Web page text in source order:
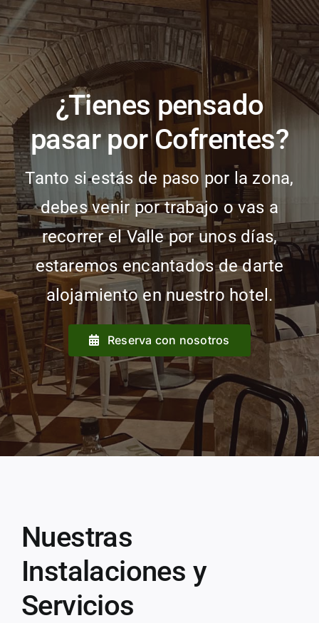
¿Tienes pensado
pasar por Cofrentes?
Tanto si estás de paso por la zona,
debes venir por trabajo o vas a
recorrer el Valle por unos días,
estaremos encantados de darte
alojamiento en nuestro hotel.
Reserva con nosotros
Nuestras
Instalaciones y
Servicios